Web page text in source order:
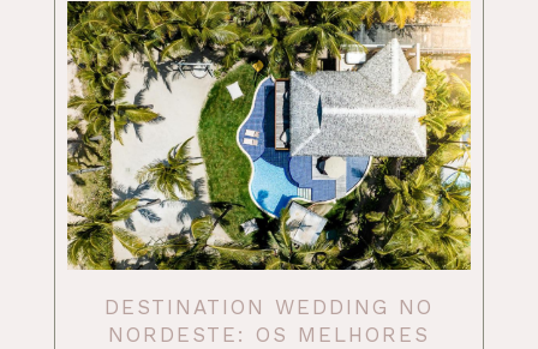
DESTINATION WEDDING NO
NORDESTE: OS MELHORES